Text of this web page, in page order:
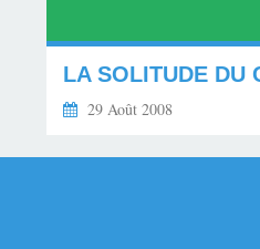
29 Août 2008